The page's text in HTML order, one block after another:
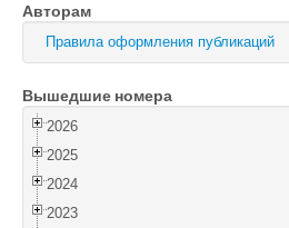
Оптика и спектроскопия
Поиск
Войти
Авторам
Правила оформления публикаций
Вышедшие номера
2026
2025
2024
2023